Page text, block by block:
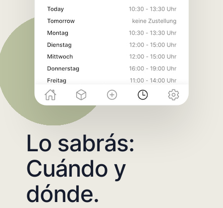
Lo sabrás:
Cuándo y
dónde.